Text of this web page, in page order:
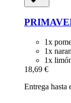
1x
1x
1x
18,69 €
Entrega hasta